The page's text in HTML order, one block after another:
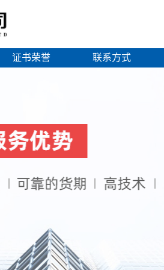
证书荣誉 联系方式